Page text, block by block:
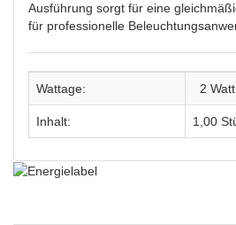
Ausführung sorgt für eine
für professionelle
Wattage: 2 Watt
Inhalt: 1,00